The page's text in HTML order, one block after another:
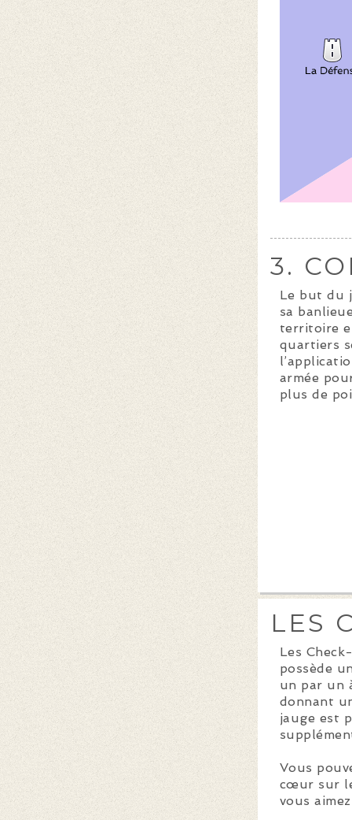
3.
Le but du
sa
territoire
quartiers
armée
plus de
LES
Les
possède
un par un
donnant
jauge est
Vous
cœur sur
vous